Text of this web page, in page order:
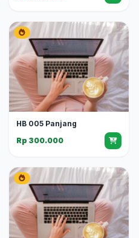
HB 005 Panjang
Rp 300.000